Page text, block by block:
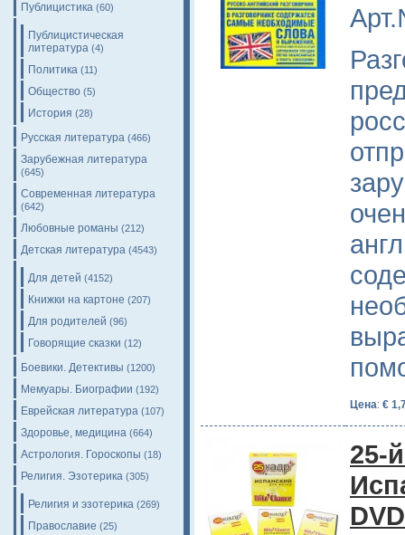
Публицистика (60)
Публицистическая
литература (4)
Политика (11)
Общество (5)
История (28)
Русская литература (466)
Зарубежная литература
(645)
Современная литература
(642)
Любовные романы (212)
Детская литература (4543)
Для детей (4152)
Книжки на картоне (207)
Для родителей (96)
Говорящие сказки (12)
Боевики. Детективы (1200)
Мемуары. Биографии (192)
Еврейская литература (107)
Здоровье, медицина (664)
Астрология. Гороскопы (18)
Религия. Эзотерика (305)
Религия и эзотерика (269)
Православие (25)
Цена: €
25-